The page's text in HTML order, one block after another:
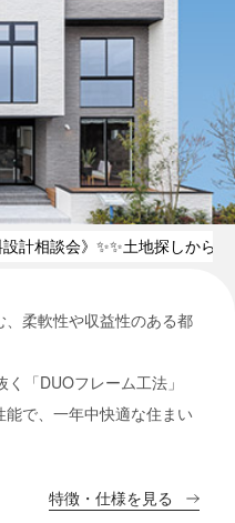
計相談会》✨✨土地探しから
柔軟性や収益性のある都
「DUOフレーム工法」
で、一年中快適な住まい
特徴・仕様を見る